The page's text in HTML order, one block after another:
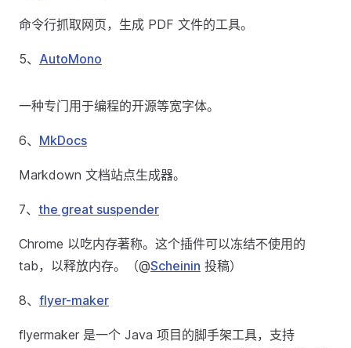
命令行抓取网页，生成 PDF 文件的工具。
5、 AutoMono
一种专门用于编程的开源等宽字体。
6、 MkDocs
Markdown 文档站点生成器。
7、 the great suspender
Chrome 以吃内存著称。这个插件可以冻结不使用的
tab，以释放内存。（@Scheinin 投稿）
8、 flyer-maker
flyermaker 是一个 Java 项目的脚手架工具，支持